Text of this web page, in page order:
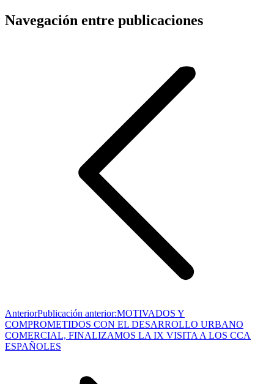
Navegación entre publicaciones
AnteriorPublicación anterior:MOTIVADOS Y
COMPROMETIDOS CON EL DESARROLLO URBANO
COMERCIAL, FINALIZAMOS LA IX VISITA A LOS CCA
ESPAÑOLES